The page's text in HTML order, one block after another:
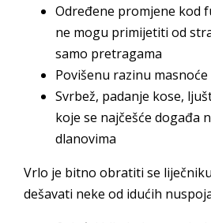
Određene promjene kod
ne mogu primijetiti od
samo pretragama
Povišenu razinu
Svrbež, padanje kose,
koje se najčešće događa
dlanovima
Vrlo je bitno obratiti se
dešavati neke od idućih